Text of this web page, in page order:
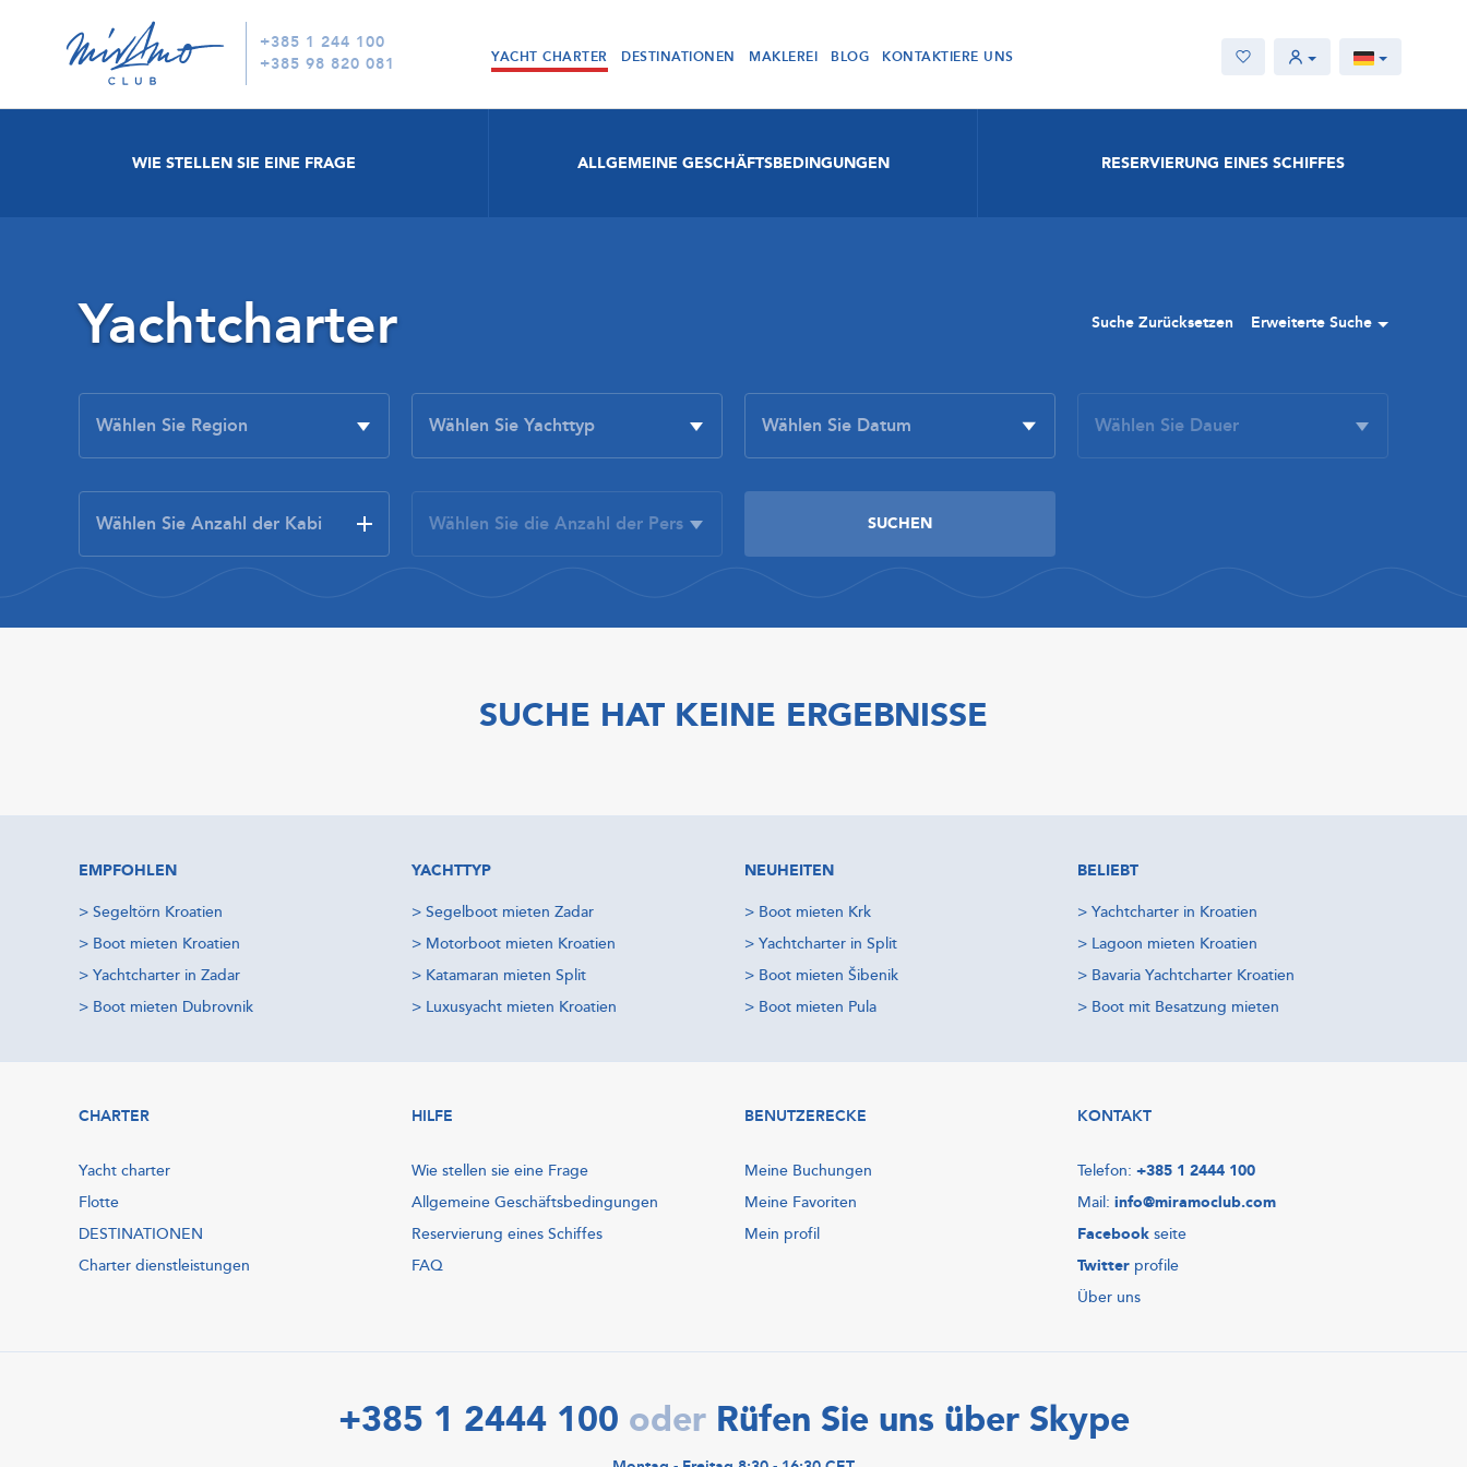
+385 1 244 100
+385 98 820 081
YACHT CHARTER DESTINATIONEN MAKLEREI BLOG KONTAKTIERE UNS
WIE STELLEN SIE EINE FRAGE ALLGEMEINE GESCHÄFTSBEDINGUNGEN RESERVIERUNG EINES SCHIFFES
Yachtcharter Suche Zurücksetzen Erweiterte Suche
SUCHE HAT KEINE ERGEBNISSE
EMPFOHLEN
> Segeltörn Kroatien
> Boot mieten Kroatien
> Yachtcharter in Zadar
> Boot mieten Dubrovnik
YACHTTYP
> Segelboot mieten Zadar
> Motorboot mieten Kroatien
> Katamaran mieten Split
> Luxusyacht mieten Kroatien
NEUHEITEN
> Boot mieten Krk
> Yachtcharter in Split
> Boot mieten Šibenik
> Boot mieten Pula
BELIEBT
> Yachtcharter in Kroatien
> Lagoon mieten Kroatien
> Bavaria Yachtcharter Kroatien
> Boot mit Besatzung mieten
CHARTER
Yacht charter
Flotte
DESTINATIONEN
Charter dienstleistungen
HILFE
Wie stellen sie eine Frage
Allgemeine Geschäftsbedingungen
Reservierung eines Schiffes
FAQ
BENUTZERECKE
Meine Buchungen
Meine Favoriten
Mein profil
KONTAKT
Telefon: +385 1 2444 100
Mail: info@miramoclub.com
Facebook seite
Twitter profile
Über uns
+385 1 2444 100 oder Rüfen Sie uns über Skype